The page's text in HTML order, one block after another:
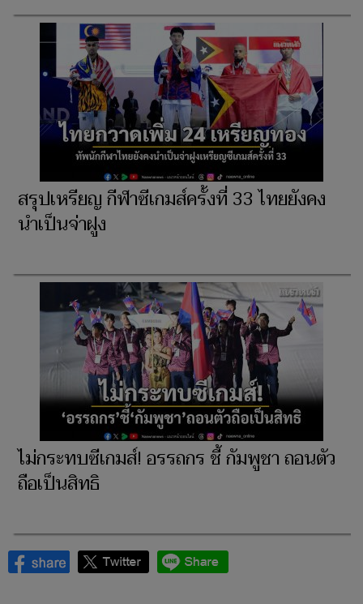
สรุปเหรียญ กีฬาซีเกมส์ครั้งที่ 33 ไทยยังคง
นำเป็นจ่าฝูง
ไม่กระทบซีเกมส์! อรรถกร ชี้ กัมพูชา ถอนตัว
ถือเป็นสิทธิ